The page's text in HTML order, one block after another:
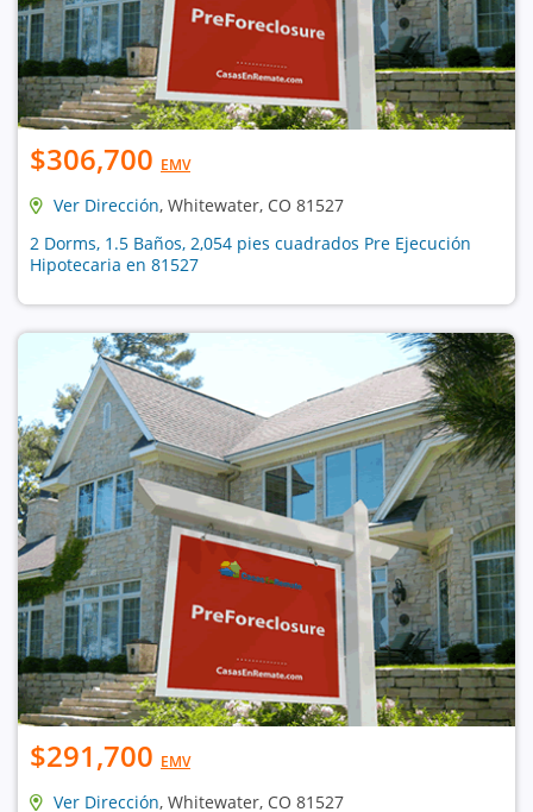
$306,700 EMV
Ver Dirección, Whitewater, CO 81527
2 Dorms, 1.5 Baños, 2,054 pies cuadrados Pre Ejecución
Hipotecaria en 81527
$291,700 EMV
Ver Dirección, Whitewater, CO 81527